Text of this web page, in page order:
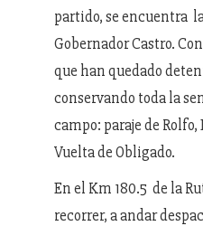
partido, se encuentra
Gobernador Castro.
que han quedado
conservando toda la
campo: paraje de
Vuelta de Obligado.
En el Km 180.5 de la
recorrer, a andar